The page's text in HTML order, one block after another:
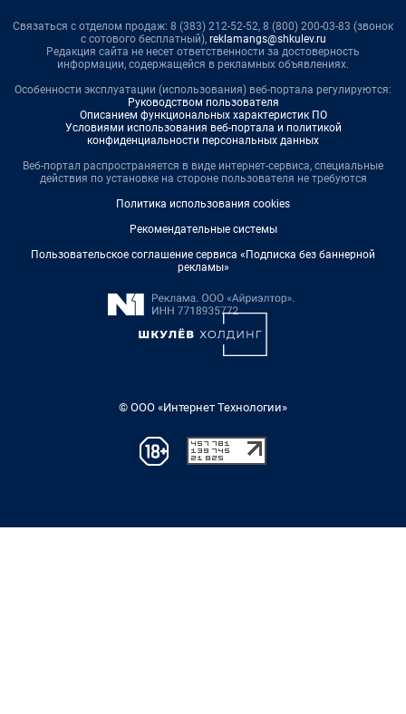
Связаться с отделом продаж: 8 (383) 212-52-52, 8 (800) 200-03-83 (звонок
с сотового бесплатный), reklamangs@shkulev.ru
Редакция сайта не несет ответственности за достоверность
информации, содержащейся в рекламных объявлениях.
Особенности эксплуатации (использования) веб-портала регулируются:
Руководством пользователя
Описанием функциональных характеристик ПО
Условиями использования веб-портала и политикой
конфиденциальности персональных данных
Веб-портал распространяется в виде интернет-сервиса, специальные
действия по установке на стороне пользователя не требуются
Политика использования cookies
Рекомендательные системы
Пользовательское соглашение сервиса «Подписка без баннерной
рекламы»
© ООО «Интернет Технологии»